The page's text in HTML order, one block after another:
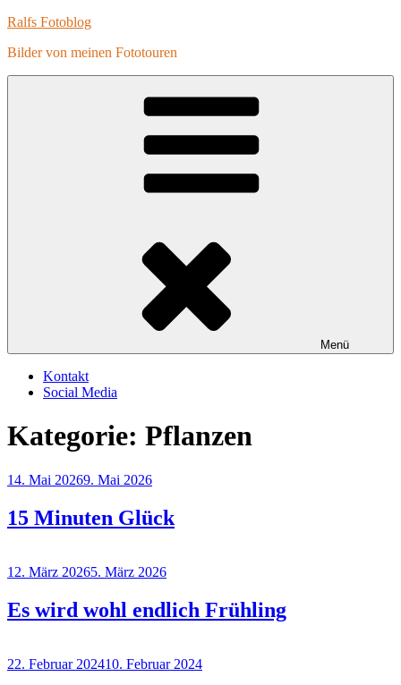
Zum
springen
Ralfs Fotoblog
Bilder von meinen Fototouren
Menü
Kontakt
Social Media
Kategorie: Pflanzen
Veröffentlicht
14. Mai 20269. Mai 2026
15 Minuten Glück
Veröffentlicht
12. März 20265. März 2026
Es wird wohl endlich Frühling
Veröffentlicht
22. Februar 202410. Februar 2024